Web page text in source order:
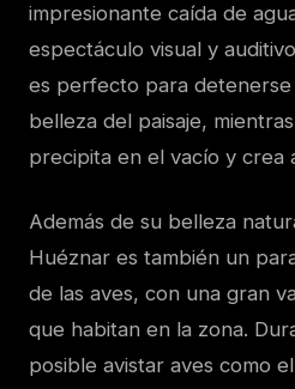
impresionante caída de
espectáculo visual y
es perfecto para
belleza del paisaje,
precipita en el vacío y crea
Además de su belleza
Huéznar es también un
de las aves, con una gran
que habitan en la zona.
posible avistar aves como